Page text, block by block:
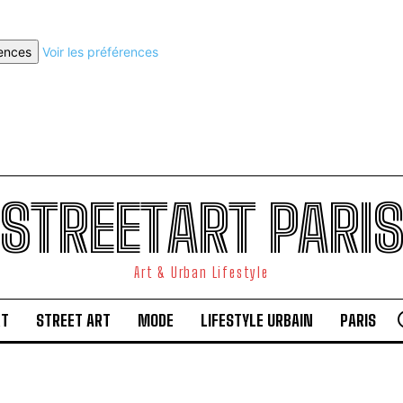
Voir les préférences
STREETART PARIS
Art & Urban Lifestyle
STREET ART MODE LIFESTYLE URBAIN PARIS